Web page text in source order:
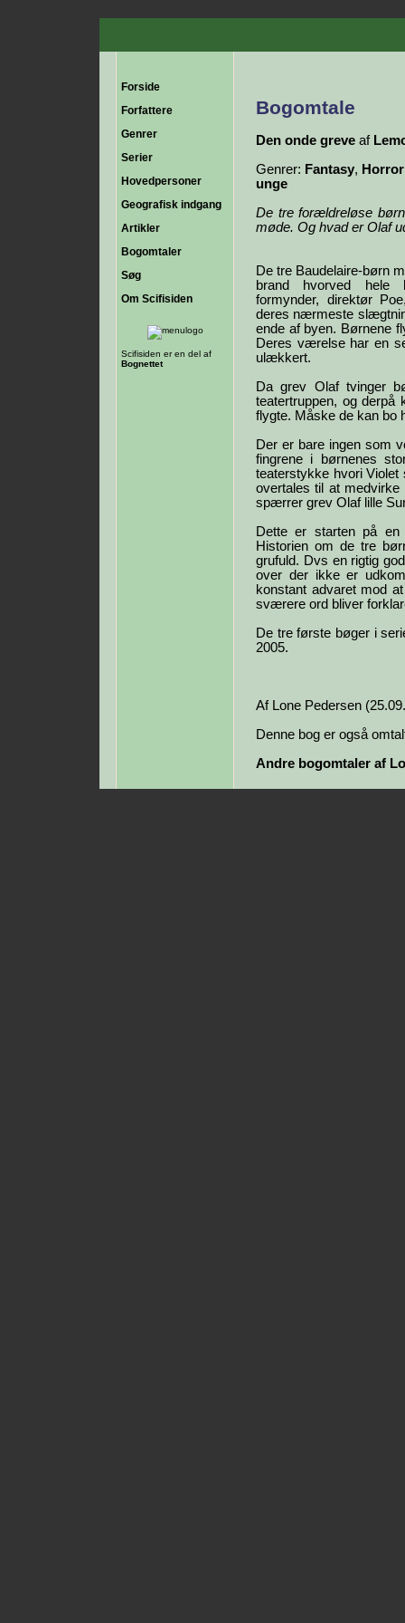
Forside
Forfattere
Genrer
Serier
Hovedpersoner
Geografisk indgang
Artikler
Bogomtaler
Søg
Om Scifisiden
Scifisiden er en del af
Bognettet
Bogomtale
Den onde greve af
Genrer: Fantasy, Horror
unge
De tre forældreløse
møde. Og hvad er Olaf
De tre Baudelaire-børn
brand hvorved hele
formynder, direktør
deres nærmeste
ende af byen. Børnene
Deres værelse har en
ulækkert.
Da grev Olaf tvinger
teatertruppen, og derpå
flygte. Måske de kan bo
Der er bare ingen som
fingrene i børnenes
teaterstykke hvori
overtales til at
spærrer grev Olaf lille
Dette er starten på
Historien om de tre
grufuld. Dvs en rigtig
over der ikke er
konstant advaret mod
sværere ord bliver
De tre første bøger i
2005.
Af Lone Pedersen
Denne bog er også
Andre bogomtaler af